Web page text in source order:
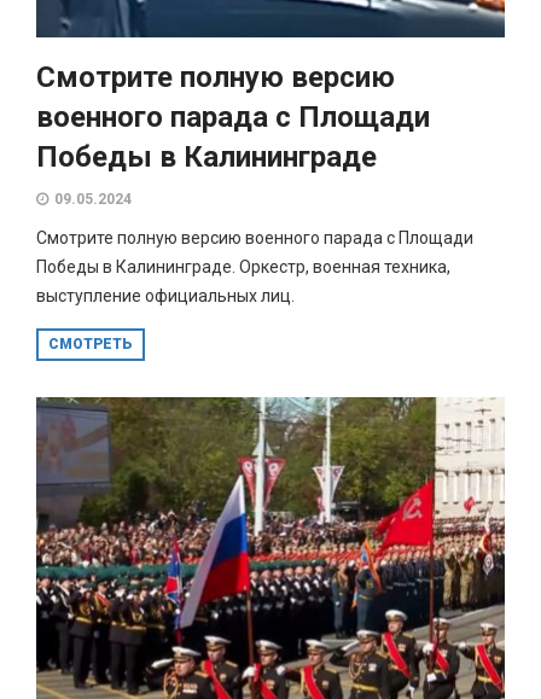
Смотрите полную версию
военного парада с Площади
Победы в Калининграде
09.05.2024
Смотрите полную версию военного парада с Площади
Победы в Калининграде. Оркестр, военная техника,
выступление официальных лиц.
СМОТРЕТЬ